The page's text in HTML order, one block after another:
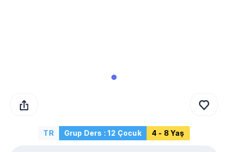
TR Grup Ders : 12 Çocuk 4 - 8 Yaş